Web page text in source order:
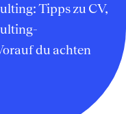
Tipps zu CV,
du achten